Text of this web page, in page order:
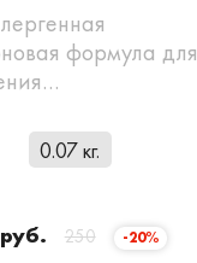
формула для
0.07 кг.
250 -20%